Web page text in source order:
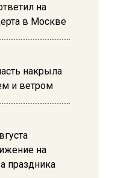
на
в Москве
накрыла
и ветром
на
праздника